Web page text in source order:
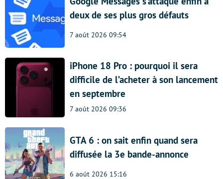
deux de ses plus gros défauts
7 août 2026 09:54
iPhone 18 Pro : pourquoi il sera
difficile de l’acheter à son lancement
en septembre
7 août 2026 09:36
GTA 6 : on sait enfin quand sera
diffusée la 3e bande-annonce
6 août 2026 15:16